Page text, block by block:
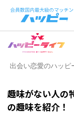
出会い恋愛のハッピ
趣味がない人の
の趣味を紹介！